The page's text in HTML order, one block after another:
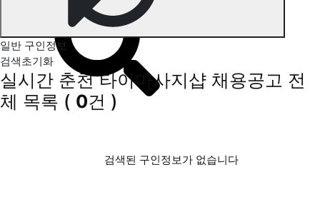
일반 구인정보
검색초기화
실시간 춘천 타이마사지샵 채용공고 전
체 목록 ( 0건 )
검색된 구인정보가 없습니다